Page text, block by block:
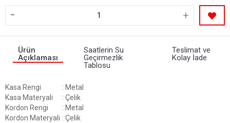
- +
Ürün
Açıklaması
Saatlerin Su
Geçirmezlik
Tablosu
Teslimat ve
Kolay İade
Kasa Rengi
: Metal
Kasa Materyali
: Çelik
Kordon Rengi
: Metal
Kordon Materyali : Çelik